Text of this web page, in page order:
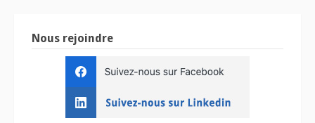
Nous rejoindre